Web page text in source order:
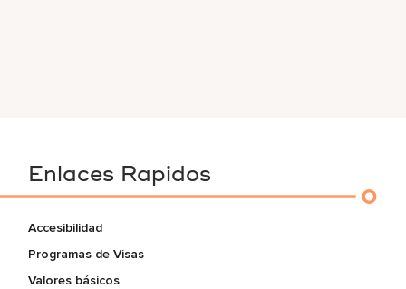
Enlaces Rapidos
Accesibilidad
Programas de Visas
Valores básicos